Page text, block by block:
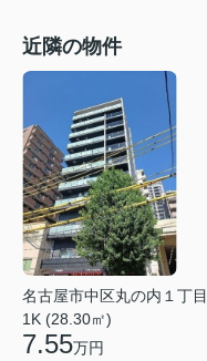
近隣の物件
名古屋市中区丸の内１丁目
1K (28.30㎡)
7.55万円